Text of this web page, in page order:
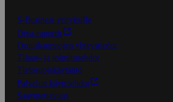
S-Business yrityksille
Oiva-raportit
Osuuskauppojen yhteystiedot
Tilaus- ja toimitusehdot
Tietosuojakäytäntö
Palvelun käyttöehdot
Saavutettavuus